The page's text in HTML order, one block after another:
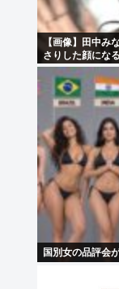
【画像】田中み
さりした顔になる
国別女の品評会